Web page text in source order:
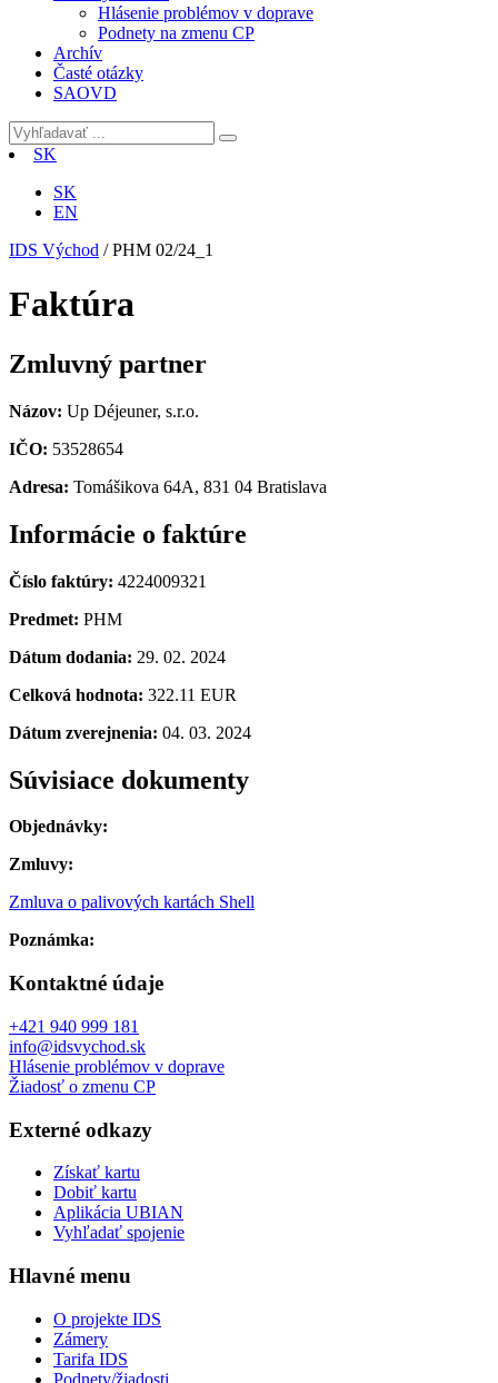
Hlásenie problémov v doprave
Podnety na zmenu CP
Archív
Časté otázky
SAOVD
SK
SK
EN
IDS Východ /PHM 02/24_1
Faktúra
Zmluvný partner
Názov: Up Déjeuner, s.r.o.
IČO: 53528654
Adresa: Tomášikova 64A, 831 04 Bratislava
Informácie o faktúre
Číslo faktúry: 4224009321
Predmet: PHM
Dátum dodania: 29. 02. 2024
Celková hodnota: 322.11 EUR
Dátum zverejnenia: 04. 03. 2024
Súvisiace dokumenty
Objednávky:
Zmluvy:
Zmluva o palivových kartách Shell
Poznámka:
Kontaktné údaje
+421 940 999 181
info@idsvychod.sk
Hlásenie problémov v doprave
Žiadosť o zmenu CP
Externé odkazy
Získať kartu
Dobiť kartu
Aplikácia UBIAN
Vyhľadať spojenie
Hlavné menu
O projekte IDS
Zámery
Tarifa IDS
Podnety/žiadosti